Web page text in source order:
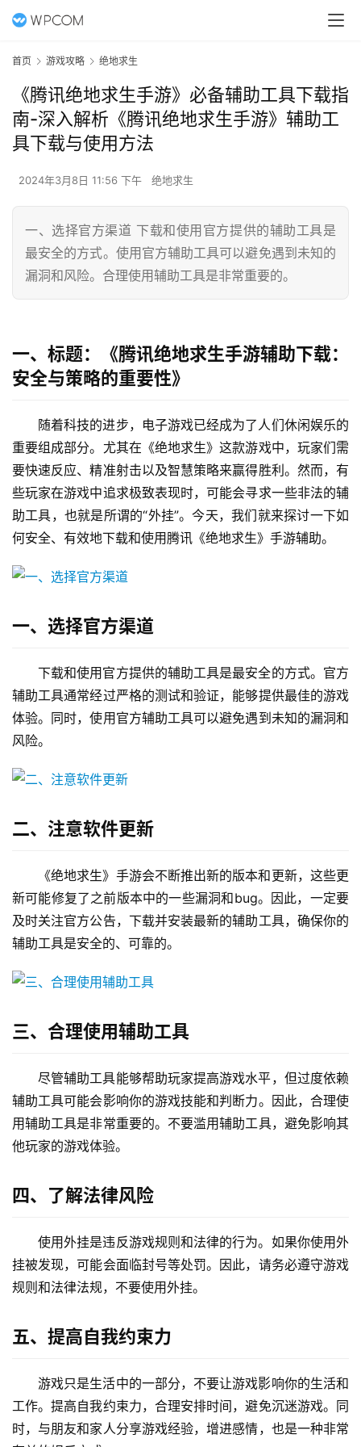
首页 游戏攻略 绝地求生
《腾讯绝地求生手游》必备辅助工具下载指
南-深入解析《腾讯绝地求生手游》辅助工
具下载与使用方法
2024年3月8日 11:56 下午 绝地求生
一、选择官方渠道 下载和使用官方提供的辅助工具是
最安全的方式。使用官方辅助工具可以避免遇到未知的
漏洞和风险。合理使用辅助工具是非常重要的。
一、标题：《腾讯绝地求生手游辅助下载：
安全与策略的重要性》
随着科技的进步，电子游戏已经成为了人们休闲娱乐的
重要组成部分。尤其在《绝地求生》这款游戏中，玩家们需
要快速反应、精准射击以及智慧策略来赢得胜利。然而，有
些玩家在游戏中追求极致表现时，可能会寻求一些非法的辅
助工具，也就是所谓的“外挂”。今天，我们就来探讨一下如
何安全、有效地下载和使用腾讯《绝地求生》手游辅助。
一、选择官方渠道
下载和使用官方提供的辅助工具是最安全的方式。官方
辅助工具通常经过严格的测试和验证，能够提供最佳的游戏
体验。同时，使用官方辅助工具可以避免遇到未知的漏洞和
风险。
二、注意软件更新
《绝地求生》手游会不断推出新的版本和更新，这些更
新可能修复了之前版本中的一些漏洞和bug。因此，一定要
及时关注官方公告，下载并安装最新的辅助工具，确保你的
辅助工具是安全的、可靠的。
三、合理使用辅助工具
尽管辅助工具能够帮助玩家提高游戏水平，但过度依赖
辅助工具可能会影响你的游戏技能和判断力。因此，合理使
用辅助工具是非常重要的。不要滥用辅助工具，避免影响其
他玩家的游戏体验。
四、了解法律风险
使用外挂是违反游戏规则和法律的行为。如果你使用外
挂被发现，可能会面临封号等处罚。因此，请务必遵守游戏
规则和法律法规，不要使用外挂。
五、提高自我约束力
游戏只是生活中的一部分，不要让游戏影响你的生活和
工作。提高自我约束力，合理安排时间，避免沉迷游戏。同
时，与朋友和家人分享游戏经验，增进感情，也是一种非常